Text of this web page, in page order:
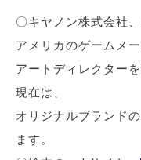
〇キヤノン株式会社、
アメリカのゲームメ
アートディレクター
現在は、
オリジナルブランド
ます。